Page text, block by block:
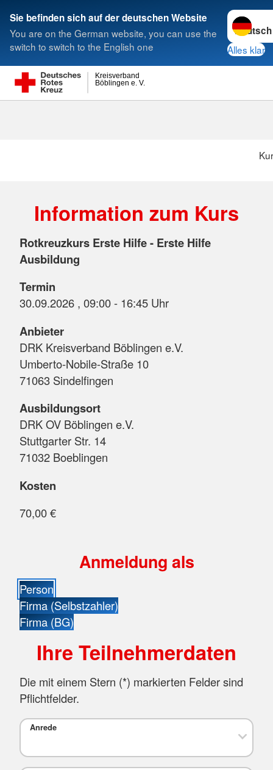
Sie befinden sich auf der deutschen Website
You are on the German website, you can use the
switch to switch to the English one
Sprache
Alles klar
Böblingen e. V.
Kreisverband
Suche
Information zum Kurs
Rotkreuzkurs Erste Hilfe - Erste Hilfe
Ausbildung
Termin
30.09.2026 , 09:00 - 16:45 Uhr
Anbieter
DRK Kreisverband Böblingen e.V.
Umberto-Nobile-Straße 10
71063 Sindelfingen
Ausbildungsort
DRK OV Böblingen e.V.
Stuttgarter Str. 14
71032 Boeblingen
Kosten
70,00 €
Anmeldung als
Person
Firma (Selbstzahler)
Firma (BG)
Ihre Teilnehmerdaten
Die mit einem Stern (*) markierten Felder sind
Pflichtfelder.
Anrede